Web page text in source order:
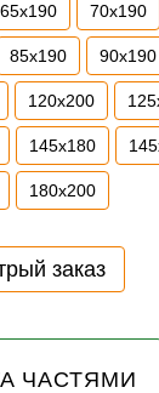
65х190 70х190
85х190 90х190
120х200
145х180
180х200
заказ
ЧАСТЯМИ